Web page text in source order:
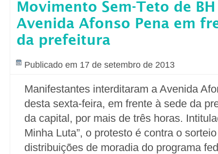
Movimento Sem-Teto de
Avenida Afonso Pena em
da prefeitura
Publicado em 17 de setembro de 2013
Manifestantes interditaram a Avenida
desta sexta-feira, em frente à sede da
da capital, por mais de três horas.
Minha Luta”, o protesto é contra o
distribuições de moradia do programa